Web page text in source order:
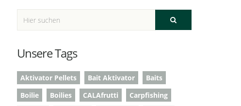
Unsere Tags
Aktivator Pellets Bait Aktivator
Baits
Boilie
Boilies CALAfrutti
Carpfishing